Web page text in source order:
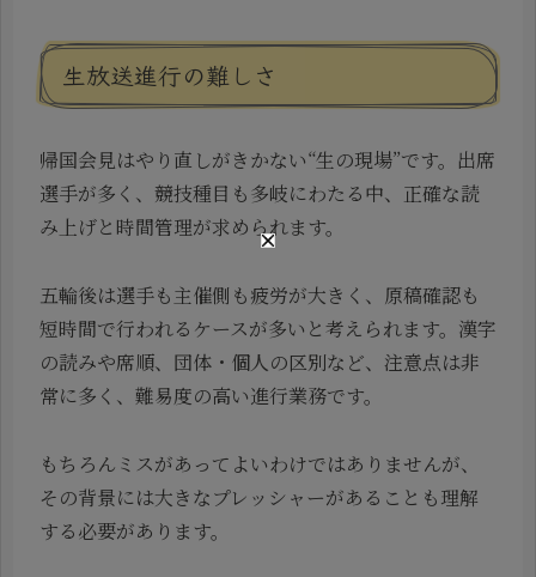
生放送進行の難しさ
帰国会見はやり直しがきかない“生の現場”です。出席
選手が多く、競技種目も多岐にわたる中、正確な読
み上げと時間管理が求められます。
五輪後は選手も主催側も疲労が大きく、原稿確認も
短時間で行われるケースが多いと考えられます。漢字
の読みや席順、団体・個人の区別など、注意点は非
常に多く、難易度の高い進行業務です。
もちろんミスがあってよいわけではありませんが、
その背景には大きなプレッシャーがあることも理解
する必要があります。